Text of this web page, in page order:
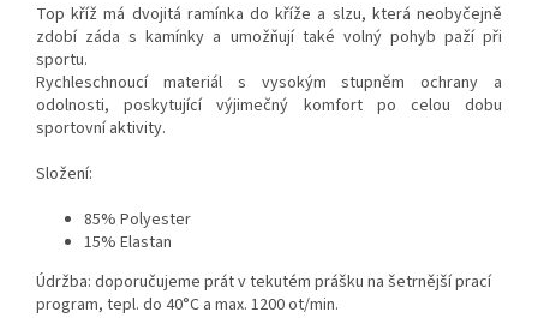
Top kříž má dvojitá ramínka do kříže a slzu, která neobyčejně
zdobí záda s kamínky a umožňují také volný pohyb paží při
sportu.
Rychleschnoucí materiál s vysokým stupněm ochrany a
odolnosti, poskytující výjimečný komfort po celou dobu
sportovní aktivity.
Složení:
85% Polyester
15% Elastan
Údržba: doporučujeme prát v tekutém prášku na šetrnější prací
program, tepl. do 40°C a max. 1200 ot/min.